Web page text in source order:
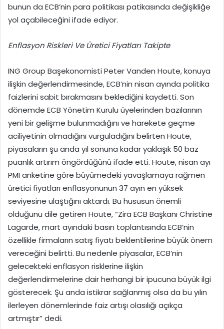
bunun da ECB’nin para politikası patikasında değişikliğe
yol açabileceğini ifade ediyor.
Enflasyon Riskleri Ve Üretici Fiyatları Takipte
ING Group Başekonomisti Peter Vanden Houte, konuya
ilişkin değerlendirmesinde, ECB’nin nisan ayında politika
faizlerini sabit bırakmasını beklediğini kaydetti. Son
dönemde ECB Yönetim Kurulu üyelerinden bazılarının
yeni bir gelişme bulunmadığını ve harekete geçme
aciliyetinin olmadığını vurguladığını belirten Houte,
piyasaların şu anda yıl sonuna kadar yaklaşık 50 baz
puanlık artırım öngördüğünü ifade etti. Houte, nisan ayı
PMI anketine göre büyümedeki yavaşlamaya rağmen
üretici fiyatları enflasyonunun 37 ayın en yüksek
seviyesine ulaştığını aktardı. Bu hususun önemli
olduğunu dile getiren Houte, “Zira ECB Başkanı Christine
Lagarde, mart ayındaki basın toplantısında ECB’nin
özellikle firmaların satış fiyatı beklentilerine büyük önem
vereceğini belirtti. Bu nedenle piyasalar, ECB’nin
gelecekteki enflasyon risklerine ilişkin
değerlendirmelerine dair herhangi bir ipucuna büyük ilgi
gösterecek. Şu anda istikrar sağlanmış olsa da bu yılın
ilerleyen dönemlerinde faiz artışı olasılığı açıkça
artmıştır” dedi.